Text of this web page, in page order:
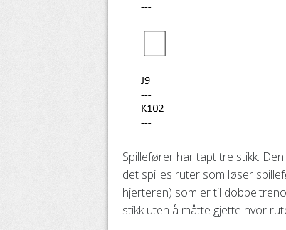
Spillefører har tapt tre stikk.
det spilles ruter som løser
hjerteren) som er til
stikk uten å måtte gjette hvor